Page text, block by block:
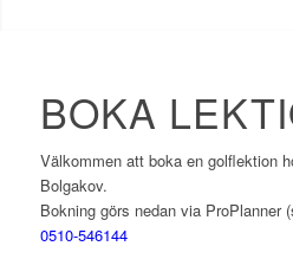
BOKA
Välkommen att boka en golflektion
Bolgakov.
Bokning görs nedan via ProPlanner
0510-546144